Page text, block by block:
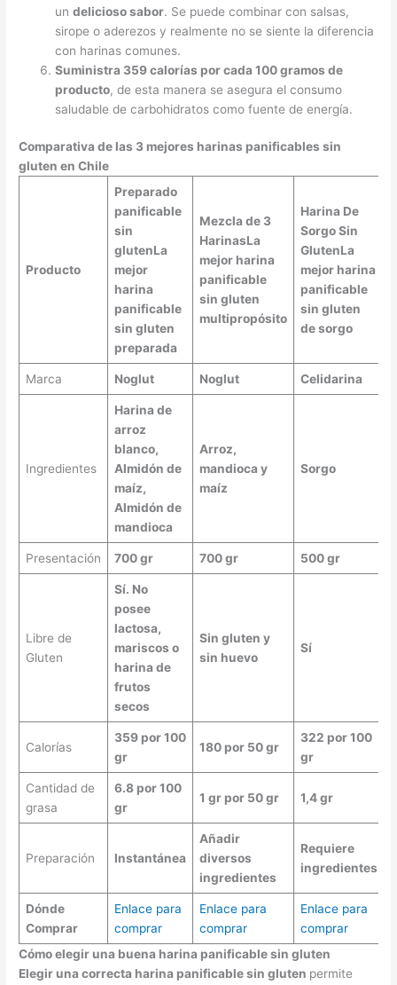
undelicioso sabor. Se puede combinar con salsas,
sirope o aderezos y realmente no se siente la diferencia
con harinas comunes.
Suministra 359 calorías por cada 100 gramos de
producto, de esta manera se asegura el consumo
saludable de carbohidratos como fuente de energía.
Comparativa de las 3 mejores harinas panificables sin
gluten en Chile
Producto
Preparado
panificable
sin
glutenLa
mejor
harina
panificable
sin gluten
preparada
Mezcla de 3
HarinasLa
mejor harina
panificable
sin gluten
multipropósito
Harina De
Sorgo Sin
GlutenLa
mejor harina
panificable
sin gluten
de sorgo
Marca Noglut Noglut Celidarina
Ingredientes
Harina de
arroz
blanco,
Almidón de
maíz,
Almidón de
mandioca
Arroz,
mandioca y
maíz
Sorgo
Presentación 700 gr 700 gr 500 gr
Libre de
Gluten
Sí. No
posee
lactosa,
mariscos o
harina de
frutos
secos
Sin gluten y
sin huevo
Sí
Calorías
359 por 100
gr
180 por 50 gr
322 por 100
gr
Cantidad de
grasa
6.8 por 100
gr
1 gr por 50 gr 1,4 gr
Preparación Instantánea
Añadir
diversos
ingredientes
Requiere
ingredientes
Dónde
Comprar
Enlace para
comprar
Enlace para
comprar
Enlace para
comprar
Cómo elegir una buena harina panificable sin gluten
Elegir una correcta harina panificable sin gluten permite